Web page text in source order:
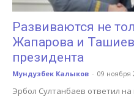
Развиваются не
Жапарова и
президента
Мундузбек Калыков - 09 ноября
Эрбол Султанбаев ответил